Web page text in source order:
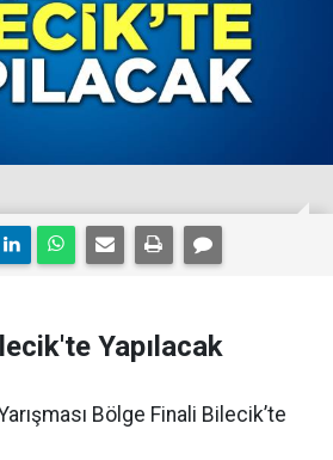
Yapılacak
Bölge Finali Bilecik’te